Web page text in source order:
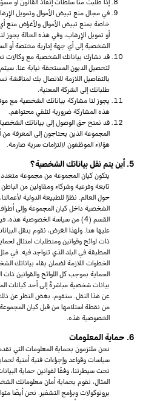
في مجال منع تبيض الأموال وتمويل
خاصة بمنع تبيض الأموال ولأغراض منع
أو تمويل الإرهاب، وفي هذه الحالة يجوز
الشخصية إلى أي جهة إدارية مختصة أو
قد نشارك بياناتك الشخصية مع وكالات
لتحصيل الديون المستحقة نيابة عنا.
بالتفاصيل اللازمة للاتصال بك
طلباتك إلى الشركة المعنية.
يجوز لنا مشاركة بياناتك الشخصية مع
هذه المشاركة ضرورية لتلقي محتواهم.
قد نمنح حق الوصول إلى بياناتك
المجموعة الذين يحتاجون إلى المعرفة
هؤلاء الموظفون لالتزامات سرية صارمة.
5. أين يتم نقل بياناتك الشخصية؟
يتكون كيان المجموعة من مجموعة
تابعة وفرعية وشركاء ومقاولين من
حول العالم. نظرًا للطبيعة الدولية
الشخصية داخل كيان المجموعة وإلى
القسم (4) من سياسة الخصوصية
عليها هنا. ولهذا الغرض، نقوم بنقل
ذات لوائح وقوانين ومتطلبات امتثال
المطبقة في البلد الذي تتواجد فيه. في
الخطوات اللازمة لضمان بقاء
الحماية بموجب كل اللوائح والقوانين
بيانات شخصية مباشرةً إلى أحد كيانات
عن هذا النقل. سنقوم، بغض النظر عن
من نقطة استلامها من قبل كيان
الخصوصية هذه.
6. حماية المعلومات
نحن ملتزمون بحماية المعلومات التي
سياسات وقواعد وإجراءات فنية أمنية
تحت سيطرتنا، وفقًا لقوانين حماية
المثال، نقوم بحماية أمان معلوماتك